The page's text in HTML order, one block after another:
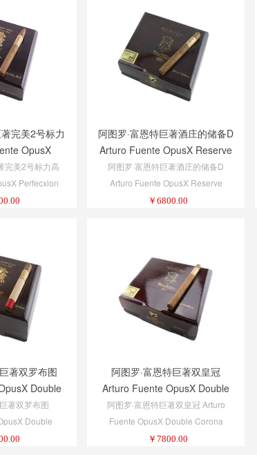
完美2号标力
OpusX
Belicoso
完美2号标力高
Perfecxion
阿图罗·富恩特巨著酒庄的储备D
Arturo Fuente OpusX Reserve
D'Chateau
阿图罗·富恩特巨著酒庄的储备D
Arturo Fuente OpusX Reserve
D'Chateau
￥ 6800.00
著双罗布图
Double
著双罗布图
Double
阿图罗·富恩特巨著双皇冠
Arturo Fuente OpusX Double
Corona
阿图罗·富恩特巨著双皇冠 Arturo
Fuente OpusX Double Corona
￥ 7800.00